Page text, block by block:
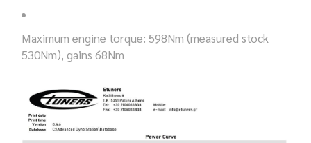
Maximum engine torque: 598Nm (measured stock
530Nm), gains 68Nm